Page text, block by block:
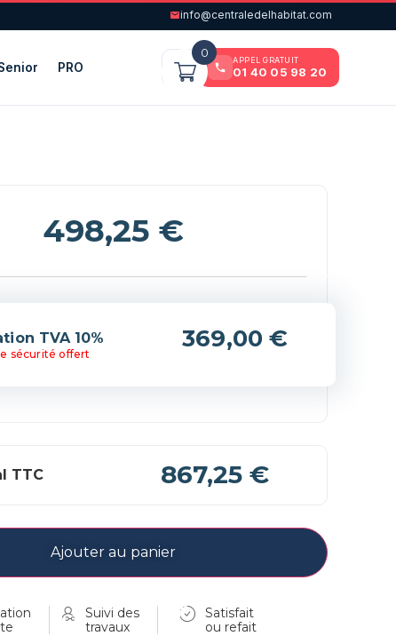
0
info@centraledelhabitat.com
PRO APPEL GRATUIT
01 40 05 98 20
498,25 €
TVA 10% (+369,00 €)
sécurité offert
TTC 867,25 €
Ajouter au panier
Suivi des
travaux
Satisfait
ou refait